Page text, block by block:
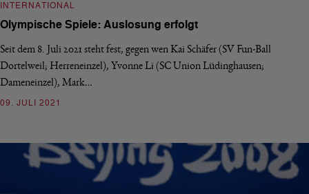
INTERNATIONAL
Olympische Spiele: Auslosung erfolgt
Seit dem 8. Juli 2021 steht fest, gegen wen Kai Schäfer (SV Fun-Ball
Dortelweil; Herreneinzel), Yvonne Li (SC Union Lüdinghausen;
Dameneinzel), Mark…
09. JULI 2021